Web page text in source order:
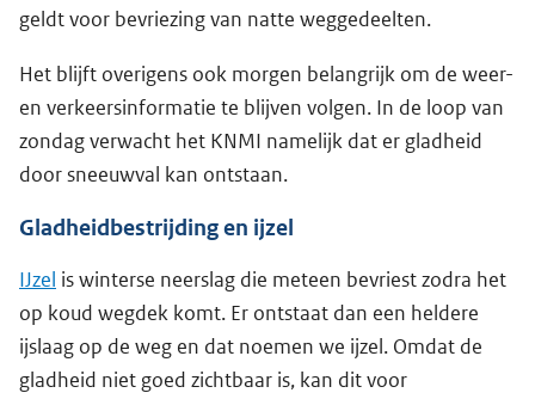
geldt voor bevriezing van natte weggedeelten.
Het blijft overigens ook morgen belangrijk om de weer-
en verkeersinformatie te blijven volgen. In de loop van
zondag verwacht het KNMI namelijk dat er gladheid
door sneeuwval kan ontstaan.
Gladheidbestrijding en ijzel
IJzel is winterse neerslag die meteen bevriest zodra het
op koud wegdek komt. Er ontstaat dan een heldere
ijslaag op de weg en dat noemen we ijzel. Omdat de
gladheid niet goed zichtbaar is, kan dit voor